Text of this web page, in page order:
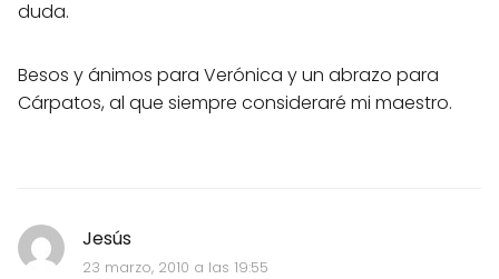
duda.
Besos y ánimos para Verónica y un abrazo para
Cárpatos, al que siempre consideraré mi maestro.
Jesús
23 marzo, 2010 a las 19:55